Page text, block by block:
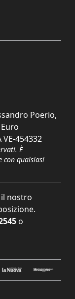
Poerio,
VE-454332
È
con qualsiasi
nostro
o